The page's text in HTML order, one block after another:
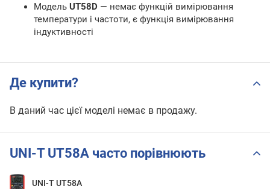
Модель UT58D — немає функцій вимірювання
температури і частоти, є функція вимірювання
індуктивності
Де купити?
В даний час цієї моделі немає в продажу.
UNI-T UT58A часто порівнюють
UNI-T UT58A